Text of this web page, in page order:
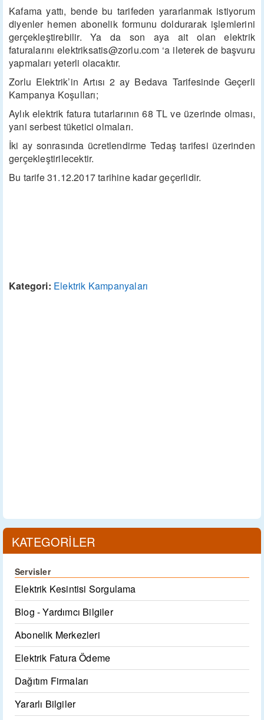
Kafama yattı, bende bu tarifeden yararlanmak istiyorum
diyenler hemen abonelik formunu doldurarak işlemlerini
gerçekleştirebilir. Ya da son aya ait olan elektrik
faturalarını elektriksatis@zorlu.com ‘a ileterek de başvuru
yapmaları yeterli olacaktır.
Zorlu Elektrik’in Artısı 2 ay Bedava Tarifesinde Geçerli
Kampanya Koşulları;
Aylık elektrik fatura tutarlarının 68 TL ve üzerinde olması,
yani serbest tüketici olmaları.
İki ay sonrasında ücretlendirme Tedaş tarifesi üzerinden
gerçekleştirilecektir.
Bu tarife 31.12.2017 tarihine kadar geçerlidir.
Kategori: Elektrik Kampanyaları
KATEGORİLER
Servisler
Elektrik Kesintisi Sorgulama
Blog - Yardımcı Bilgiler
Abonelik Merkezleri
Elektrik Fatura Ödeme
Dağıtım Firmaları
Yararlı Bilgiler